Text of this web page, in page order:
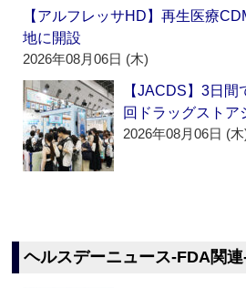
【アルフレッサHD】再生医療
地に開設
2026年08月06日 (木)
【JACDS】3日
回ドラッグストア
2026年08月06日 (木
ヘルスデーニュース‐FDA関連